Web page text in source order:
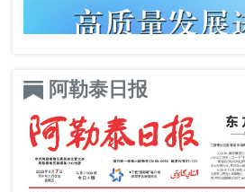
阿勒泰日报